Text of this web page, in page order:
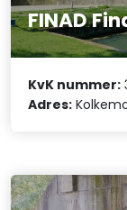
FINAD
KvK nummer:
Adres: